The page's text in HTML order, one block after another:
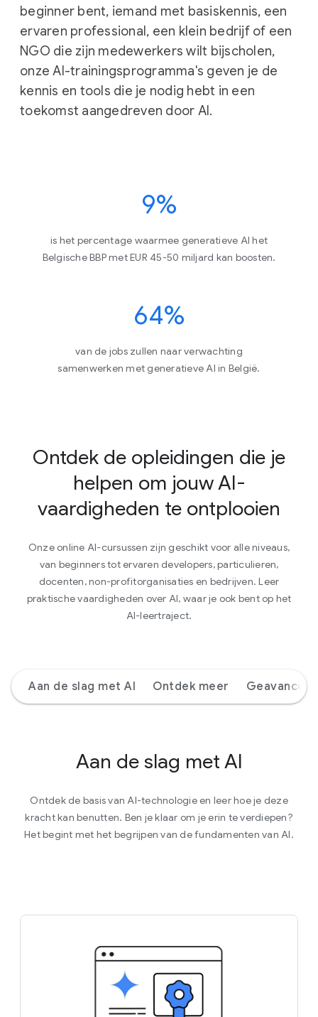
beginner bent, iemand met basiskennis, een
ervaren professional, een klein bedrijf of een
NGO die zijn medewerkers wilt bijscholen,
onze AI-trainingsprogramma's geven je de
kennis en tools die je nodig hebt in een
toekomst aangedreven door AI.
9%
is het percentage waarmee generatieve AI het
Belgische BBP met EUR 45-50 miljard kan boosten.
64%
van de jobs zullen naar verwachting
samenwerken met generatieve AI in België.
Ontdek de opleidingen die je
helpen om jouw AI-
vaardigheden te ontplooien
Onze online AI-cursussen zijn geschikt voor alle niveaus,
van beginners tot ervaren developers, particulieren,
docenten, non-profitorganisaties en bedrijven. Leer
praktische vaardigheden over AI, waar je ook bent op het
AI-leertraject.
Aan de slag met AI Ontdek meer
Aan de slag met AI
Ontdek de basis van AI-technologie en leer hoe je deze
kracht kan benutten. Ben je klaar om je erin te verdiepen?
Het begint met het begrijpen van de fundamenten van AI.